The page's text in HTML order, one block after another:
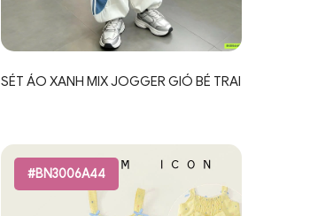
SÉT ÁO XANH MIX JOGGER GIÓ BÉ TRAI
#BN3006A44